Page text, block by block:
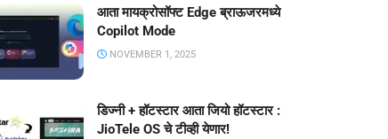
आता मायक्रोसॉफ्ट Edge ब्राऊजरमध्ये
Copilot Mode
NOVEMBER 1, 2025
डिज्नी + हॉटस्टार आता जियो हॉटस्टार :
JioTele OS चे टीव्ही येणार!